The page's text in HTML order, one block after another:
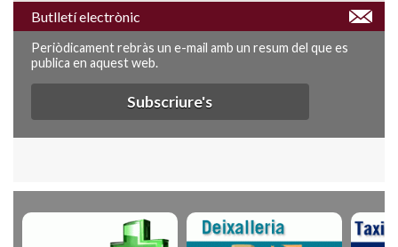
Butlletí electrònic
Periòdicament rebràs un e-mail amb un resum del que es
publica en aquest web.
Subscriure's